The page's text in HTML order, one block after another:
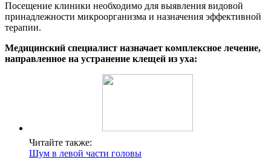
Посещение клиники необходимо для выявления видовой
принадлежности микроорганизма и назначения эффективной
терапии.
Медицинский специалист назначает комплексное лечение,
направленное на устранение клещей из уха:
Читайте также:
Шум в левой части головы